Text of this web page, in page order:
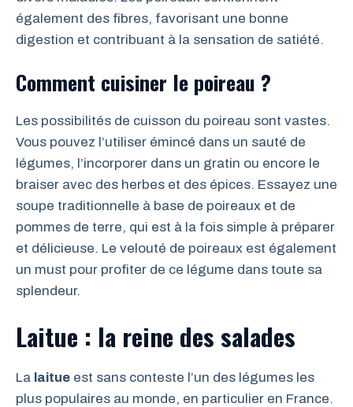
également des fibres, favorisant une bonne
digestion et contribuant à la sensation de satiété.
Comment cuisiner le poireau ?
Les possibilités de cuisson du poireau sont vastes.
Vous pouvez l’utiliser émincé dans un sauté de
légumes, l’incorporer dans un gratin ou encore le
braiser avec des herbes et des épices. Essayez une
soupe traditionnelle à base de poireaux et de
pommes de terre, qui est à la fois simple à préparer
et délicieuse. Le velouté de poireaux est également
un must pour profiter de ce légume dans toute sa
splendeur.
Laitue : la reine des salades
La laitue est sans conteste l’un des légumes les
plus populaires au monde, en particulier en France.